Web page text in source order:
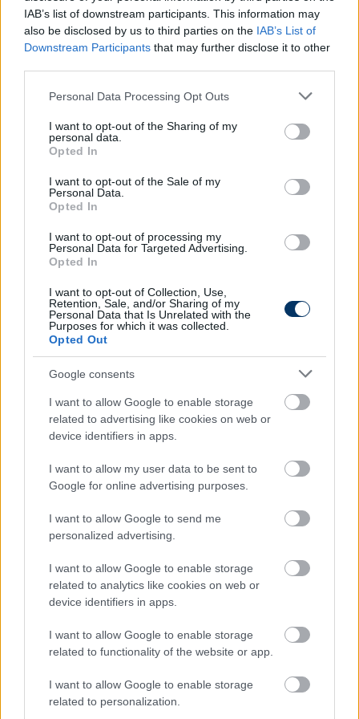
IAB’s list of downstream participants. This information may
also be disclosed by us to third parties on the IAB’s List of
Downstream Participants that may further disclose it to other
Please note that this website/app uses one or more Google
not limited to your visit or usage behaviour. You may click to
grant or deny consent to Google and its third-party tags to
use your data for below specified purposes in below Google
consent section.
Personal Data Processing Opt Outs
I want to opt-out of the Sharing of my
personal data.
Opted In
I want to opt-out of the Sale of my
Personal Data.
Opted In
I want to opt-out of processing my
Personal Data for Targeted Advertising.
Opted In
I want to opt-out of Collection, Use,
Retention, Sale, and/or Sharing of my
Personal Data that Is Unrelated with the
Purposes for which it was collected.
Opted Out
Google consents
I want to allow Google to enable storage
related to advertising like cookies on web or
device identifiers in apps.
I want to allow my user data to be sent to
Google for online advertising purposes.
I want to allow Google to send me
personalized advertising.
I want to allow Google to enable storage
related to analytics like cookies on web or
device identifiers in apps.
I want to allow Google to enable storage
related to functionality of the website or app.
I want to allow Google to enable storage
related to personalization.
10:55 UEFA Európa Liga, Dortmund - Salzburg (ism.)
12:45 UEFA Európa Liga, Leipzig - Zenit (ism.)
14:45 UEFA Európa Liga, Atlético Madrid -
18:05 Sport 24, hírműsor (ÉLŐ)
18:25 Szélkakas, Ligue 1 Magazin
19:25 Csizmaszá, Serie A TIM Magazin (ÉLŐ)
20:25 Serie A TIM, AS Roma - Torino (ÉLŐ)
Digi Sport 2
07:30 UEFA Európa Liga, CSZKA Moszkva - Lyon
09:20 UEFA Európa Liga, Marseille - Athletic Bilbao
17:15 UEFA Európa Liga, összefoglaló (ism.)
20:40 Ligue 1, Strasbourg - Monaco (ÉLŐ)
Digi Sport 3
08:40 UEFA Európa Liga, Atlético Madrid -
11:15 UEFA Európa Liga, Lazio - Dinamo Kijev (ism.)
Spíler TV
07:20 Legendák - Király
18:00 Premier League, Liverpool - Newcastle United